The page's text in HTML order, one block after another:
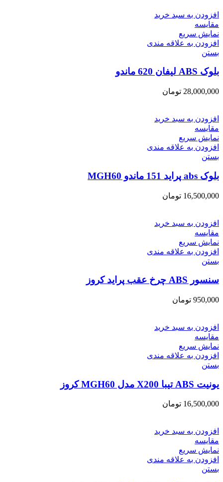
افزودن به سبد خرید
مقایسه
نمایش سریع
افزودن به علاقه مندی
بستن
بلوک ABS لیفان 620 ماندو
28,000,000 تومان
افزودن به سبد خرید
مقایسه
نمایش سریع
افزودن به علاقه مندی
بستن
بلوک abs پراید 151 ماندو MGH60
16,500,000 تومان
افزودن به سبد خرید
مقایسه
نمایش سریع
افزودن به علاقه مندی
بستن
سنسور ABS چرخ عقب پراید کروز
950,000 تومان
افزودن به سبد خرید
مقایسه
نمایش سریع
افزودن به علاقه مندی
بستن
یونیت ABS تیبا X200 مدل MGH60 کروز
16,500,000 تومان
افزودن به سبد خرید
مقایسه
نمایش سریع
افزودن به علاقه مندی
بستن